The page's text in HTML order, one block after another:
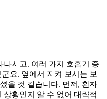
나시고, 여러 가지 호흡기 증
요. 옆에서 지켜 보시는 보
을 것 같습니다. 먼저, 환자
상황인지 알 수 없어 대략적